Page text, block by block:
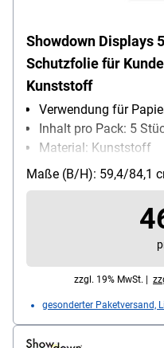
Showdown Displays
Schutzfolie für
Kunststoff
Verwendung für
Inhalt pro Pack: 5
Material: Kunststoff
Farbe: transparent
wieder ablösbar: Ja
Maße (B/H): 59,4/84,1
zzgl. 19% MwSt. |
gesonderter Paketversand,